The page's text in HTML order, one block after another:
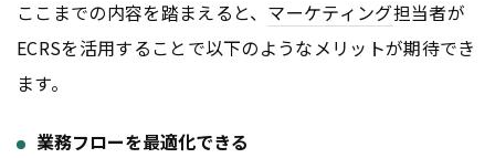
ここまでの内容を踏まえると、 マーケティング担当者が
ECRSを活用することで以下のようなメリットが期待でき
ます。
業務フローを最適化できる